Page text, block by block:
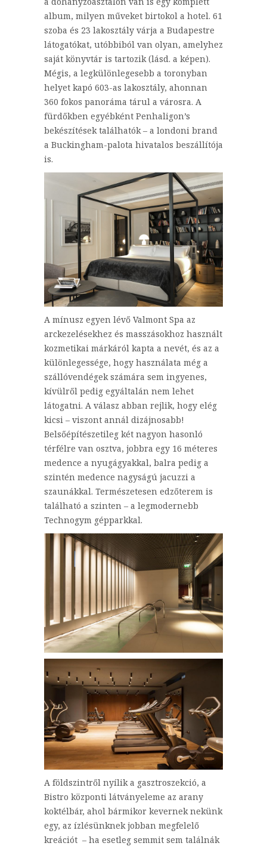
album, milyen műveket birtokol a hotel. 61
szoba és 23 lakosztály várja a Budapestre
látogatókat, utóbbiból van olyan, amelyhez
saját könyvtár is tartozik (lásd. a képen).
Mégis, a legkülönlegesebb a toronyban
helyet kapó 603-as lakosztály, ahonnan
360 fokos panoráma tárul a városra. A
fürdőkben egyébként Penhaligon’s
bekészítések találhatók – a londoni brand
a Buckingham-palota hivatalos beszállítója
is.
A mínusz egyen lévő Valmont Spa az
arckezelésekhez és masszásokhoz használt
kozmetikai márkáról kapta a nevét, és az a
különlegessége, hogy használata még a
szállóvendégek számára sem ingyenes,
kívülről pedig egyáltalán nem lehet
látogatni. A válasz abban rejlik, hogy elég
kicsi – viszont annál dizájnosabb!
Belsőépítészetileg két nagyon hasonló
térfélre van osztva, jobbra egy 16 méteres
medence a nyugágyakkal, balra pedig a
szintén medence nagyságú jacuzzi a
szaunákkal. Természetesen edzőterem is
található a szinten – a legmodernebb
Technogym gépparkkal.
A földszintről nyílik a gasztroszekció, a
Bistro központi látványeleme az arany
koktélbár, ahol bármikor kevernek nekünk
egy, az ízlésünknek jobban megfelelő
kreációt – ha esetleg semmit sem találnák